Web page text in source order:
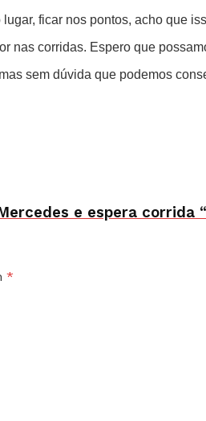
ficar nos pontos, acho que
nas corridas. Espero que
sem dúvida que podemos
e espera corrida
*